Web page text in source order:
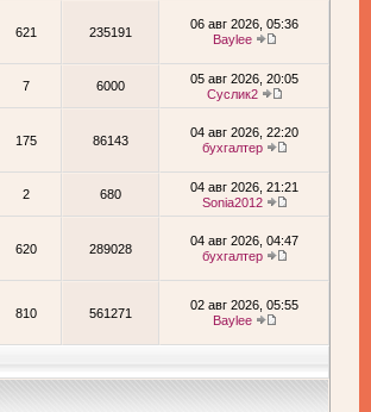
621 235191
06 авг 2026, 05:36
Baylee
7 6000
05 авг 2026, 20:05
Суслик2
175 86143
04 авг 2026, 22:20
бухгалтер
2 680
04 авг 2026, 21:21
Sonia2012
620 289028
04 авг 2026, 04:47
бухгалтер
810 561271
02 авг 2026, 05:55
Baylee